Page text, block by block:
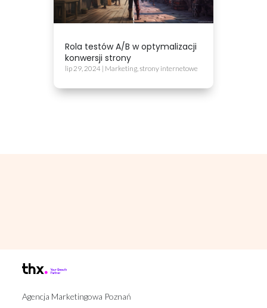
Rola testów A/B w optymalizacji
konwersji strony
lip 29, 2024 | Marketing,strony internetowe
Agencja Marketingowa Poznań